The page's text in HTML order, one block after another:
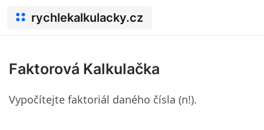
rychlekalkulacky.cz
Faktorová Kalkulačka
Vypočítejte faktoriál daného čísla (n!).